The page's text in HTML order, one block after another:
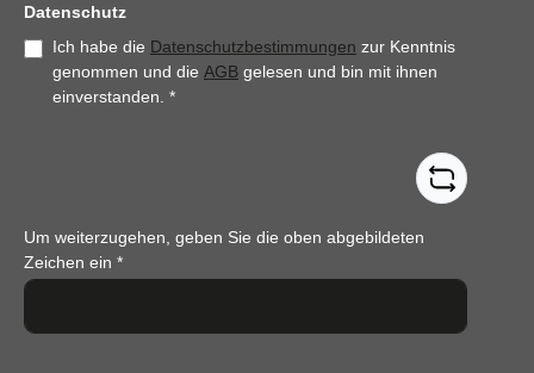
Datenschutz
Ich habe die Datenschutzbestimmungen zur Kenntnis
genommen und die AGB gelesen und bin mit ihnen
einverstanden. *
Um weiterzugehen, geben Sie die oben abgebildeten
Zeichen ein *